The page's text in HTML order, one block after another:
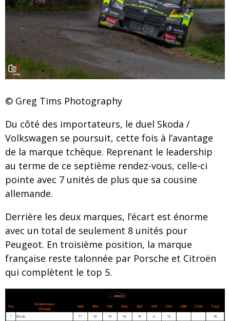
© Greg Tims Photography
Du côté des importateurs, le duel Skoda /
Volkswagen se poursuit, cette fois à l’avantage
de la marque tchèque. Reprenant le leadership
au terme de ce septième rendez-vous, celle-ci
pointe avec 7 unités de plus que sa cousine
allemande.
Derrière les deux marques, l’écart est énorme
avec un total de seulement 8 unités pour
Peugeot. En troisième position, la marque
française reste talonnée par Porsche et Citroën
qui complètent le top 5.